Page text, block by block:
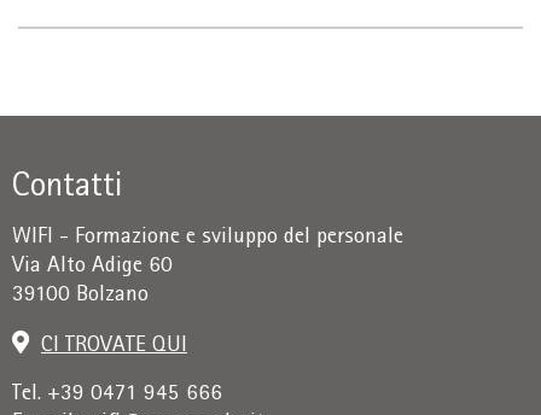
Contatti
WIFI - Formazione e sviluppo del personale
Via Alto Adige 60
39100 Bolzano
CI TROVATE QUI
Tel. +39 0471 945 666